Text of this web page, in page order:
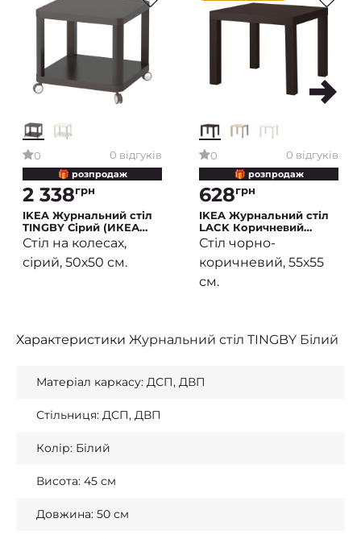
0 0 відгуків
🎁 розпродаж
2 338грн
IKEA Журнальний стіл
TINGBY Сірий (ИКЕА
ТИНГБИ)
Стіл на колесах,
сірий, 50х50 см.
0 0 відгуків
🎁 розпродаж
628грн
IKEA Журнальний стіл
LACK Коричневий
(ИКЕА LACK)
Стіл чорно-
коричневий, 55х55
см.
Характеристики Журнальний стіл TINGBY Білий
Матеріал каркасу: ДСП, ДВП
Стільниця: ДСП, ДВП
Колір: Білий
Висота: 45 см
Довжина: 50 см